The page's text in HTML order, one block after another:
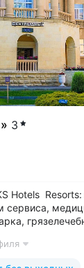
3
Hotels Resorts:
сервиса,
• Главный
здание...